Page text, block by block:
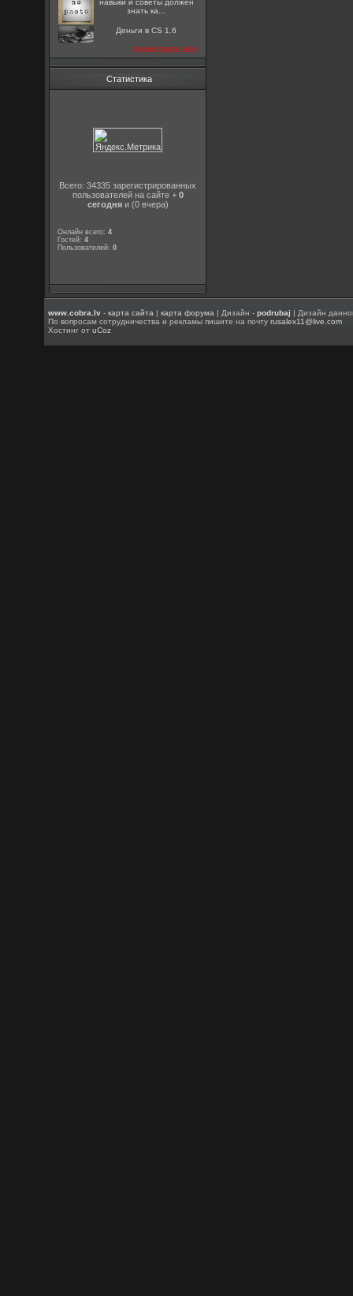
навыки и советы должен
знать ка...
Деньги в CS 1.6
посмотреть все
Статистика
Всего: 34335 зарегистрированных
пользователей на сайте + 0
сегодняи (0 вчера)
Онлайн всего:4
Гостей:4
Пользователей:0
www.cobra.lv -карта сайта |карта форума | Дизайн -podrubaj | Дизайн
По вопросам сотрудничества и рекламы пишите на почтуrusalex11@live.com
Хостинг отuCoz